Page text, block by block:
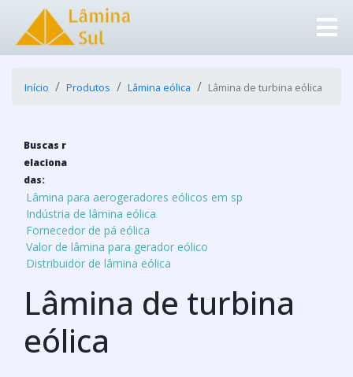
Início Produtos Lâmina eólica Lâmina de turbina eólica
Buscas r
elaciona
das:
Lâmina para aerogeradores eólicos em sp
Indústria de lâmina eólica
Fornecedor de pá eólica
Valor de lâmina para gerador eólico
Distribuidor de lâmina eólica
Lâmina de turbina
eólica